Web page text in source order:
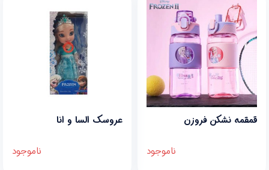
قمقمه نشکن فروزن
ناموجود
عروسک السا و انا
ناموجود